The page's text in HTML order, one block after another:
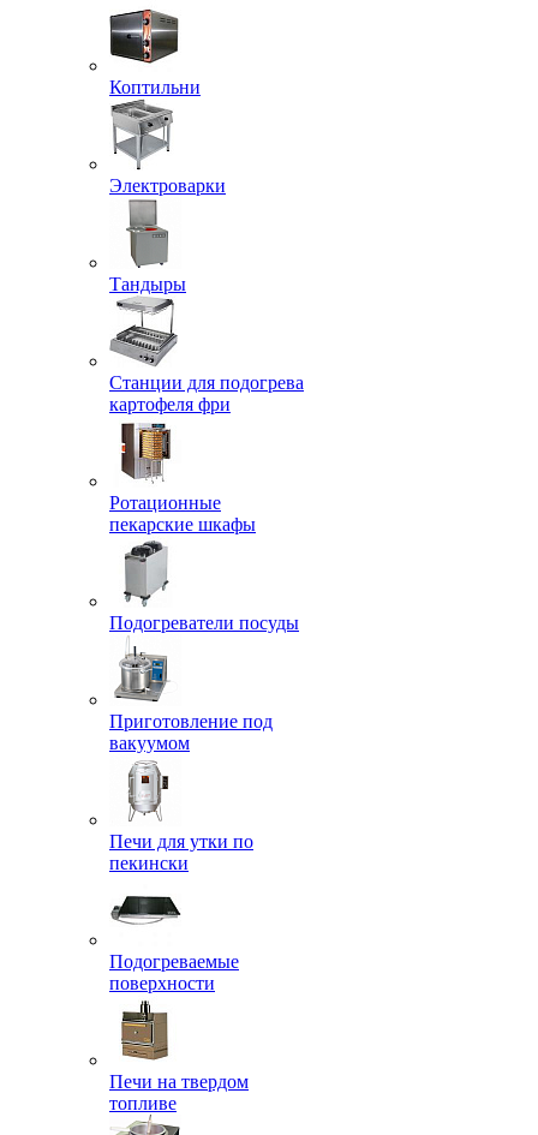
Коптильни
Электроварки
Тандыры
Станции для подогрева
картофеля фри
Ротационные
пекарские шкафы
Подогреватели посуды
Приготовление под
вакуумом
Печи для утки по
пекински
Подогреваемые
поверхности
Печи на твердом
топливе